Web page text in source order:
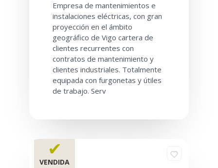
Empresa de mantenimientos e
instalaciones eléctricas, con gran
proyección en el ámbito
geográfico de Vigo cartera de
clientes recurrentes con
contratos de mantenimiento y
clientes industriales. Totalmente
equipada con furgonetas y útiles
de trabajo. Serv
✔
VENDIDA